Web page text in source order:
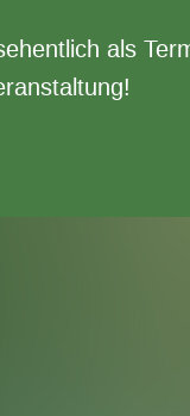
als